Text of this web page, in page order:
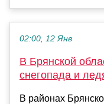
02:00, 12 Янв
В Брянской
снегопада и
В районах